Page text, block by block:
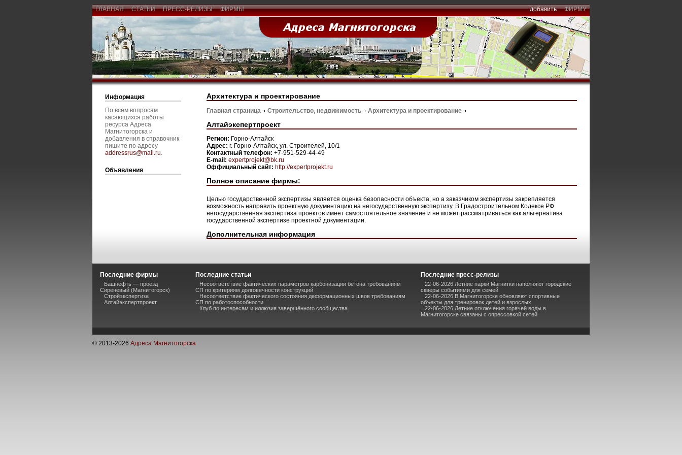
ГЛАВНАЯ СТАТЬИ ПРЕСС-РЕЛИЗЫ ФИРМЫ добавить ФИРМУ
Информация
По всем вопросам
касающихся работы
ресурса Адреса
Магнитогорска и
добавления в справочник
пишите по адресу
addressrus@mail.ru.
Объявления
Архитектура и проектирование
Главная страница Строительство, недвижимость Архитектура и проектирование
Алтайэкспертпроект
Регион: Горно-Алтайск
Адрес: г. Горно-Алтайск, ул. Строителей, 10/1
Контактный телефон: +7-951-529-44-49
E-mail: expertprojekt@bk.ru
Оффициальный сайт: http://expertprojekt.ru
Полное описание фирмы:
Целью государственной экспертизы является оценка безопасности объекта, но а заказчиком экспертизы закрепляется
возможность направить проектную документацию на негосударственную экспертизу. В Градостроительном Кодексе РФ
негосударственная экспертиза проектов имеет самостоятельное значение и не может рассматриваться как альтернатива
государственной экспертизе проектной документации.
Дополнительная информация
Последние фирмы
Башнефть — проезд
Сиреневый (Магнитогорск)
Стройэкспертиза
Алтайэкспертпроект
Последние статьи
Несоответствие фактических параметров карбонизации бетона требованиям
СП по критериям долговечности конструкций
Несоответствие фактического состояния деформационных швов требованиям
СП по работоспособности
Клуб по интересам и иллюзия завершённого сообщества
Последние пресс-релизы
22-06-2026 Летние парки Магнитки наполняют городские
скверы событиями для семей
22-06-2026 В Магнитогорске обновляют спортивные
объекты для тренировок детей и взрослых
22-06-2026 Летние отключения горячей воды в
Магнитогорске связаны с опрессовкой сетей
© 2013-2026 Адреса Магнитогорска